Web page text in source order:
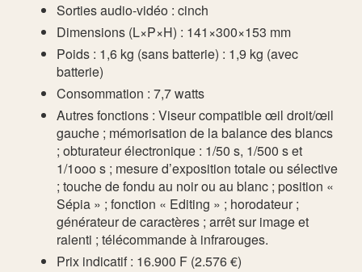
Sorties audio-vidéo : cinch
Dimensions (L×P×H) : 141×300×153 mm
Poids : 1,6 kg (sans batterie) : 1,9 kg (avec
batterie)
Consommation : 7,7 watts
Autres fonctions : Viseur compatible œil droit/œil
gauche ; mémorisation de la balance des blancs
; obturateur électronique : 1/50 s, 1/500 s et
1/1ooo s ; mesure d’exposition totale ou sélective
; touche de fondu au noir ou au blanc ; position «
Sépia » ; fonction « Editing » ; horodateur ;
générateur de caractères ; arrêt sur image et
ralenti ; télécommande à infrarouges.
Prix indicatif : 16.900 F (2.576 €)